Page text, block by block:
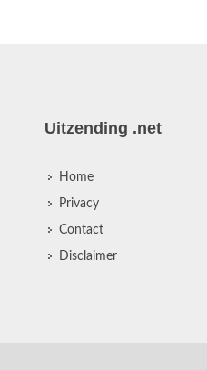
Uitzending .net
Home
Privacy
Contact
Disclaimer